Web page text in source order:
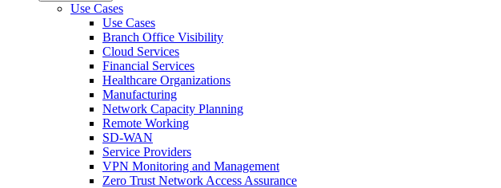
Use Cases
Use Cases
Branch Office Visibility
Cloud Services
Financial Services
Healthcare Organizations
Manufacturing
Network Capacity Planning
Remote Working
SD-WAN
Service Providers
VPN Monitoring and Management
Zero Trust Network Access Assurance